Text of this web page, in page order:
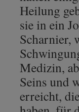
Heilung
sie in ein
Scharnier,
Medizin,
Seins und
erreicht,